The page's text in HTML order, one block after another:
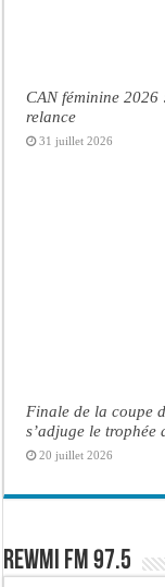
CAN féminine 2026
relance
31 juillet 2026
Finale de la coupe
s’adjuge le trophée
20 juillet 2026
Rewmi FM 97.5